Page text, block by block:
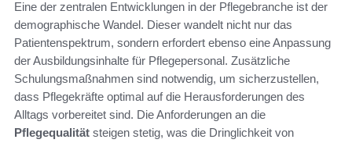
Eine der zentralen Entwicklungen in der Pflegebranche ist der
demographische Wandel. Dieser wandelt nicht nur das
Patientenspektrum, sondern erfordert ebenso eine Anpassung
der Ausbildungsinhalte für Pflegepersonal. Zusätzliche
Schulungsmaßnahmen sind notwendig, um sicherzustellen,
dass Pflegekräfte optimal auf die Herausforderungen des
Alltags vorbereitet sind. Die Anforderungen an die
Pflegequalität steigen stetig, was die Dringlichkeit von